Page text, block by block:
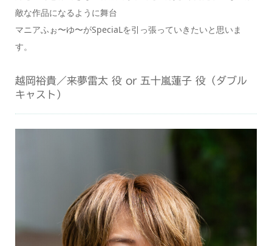
敵な作品になるように舞台
マニアふぉ〜ゆ〜がSpeciaLを引っ張っていきたいと思いま
す。
越岡裕貴／来夢雷太 役 or 五十嵐蓮子 役（ダブル
キャスト）